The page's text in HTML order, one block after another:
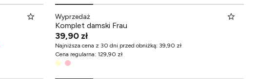
Wyprzedaż
Komplet damski Frau
39,90 zł
Najniższa cena z 30 dni przed obniżką: 39,90 zł
Cena regularna: 129,90 zł